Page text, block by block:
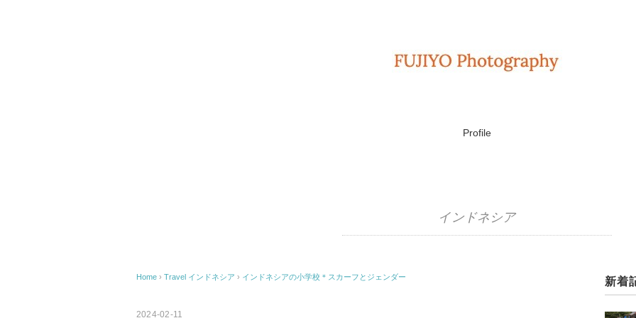
Profile
インドネシア
Home › Travel インドネシア › インドネシアの小学校＊スカーフとジェンダー
2024-02-11
新着